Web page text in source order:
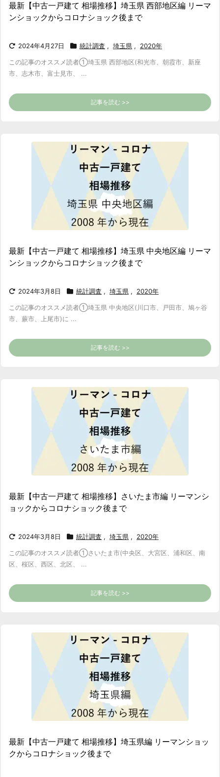
最新【中古一戸建て 相場推移】埼玉県 西部地区編 リーマ
ンショックからコロナショック後まで
2024年4月27日 統計調査 , 埼玉県 , 2020年
この記事のオススメ読者①埼玉県 西部地区(和光市、朝霞市、新座
市、志木市、富士見市、 ...
記事を読む >>
最新【中古一戸建て 相場推移】埼玉県 中央地区編 リーマ
ンショックからコロナショック後まで
2024年3月8日 統計調査 , 埼玉県 , 2020年
この記事のオススメ読者①埼玉県 中央地区(川口市、戸田市、鳩ヶ谷
市、蕨市、上尾市)に ...
記事を読む >>
最新【中古一戸建て 相場推移】さいたま市編 リーマンシ
ョックからコロナショック後まで
2024年3月8日 統計調査 , 埼玉県 , 2020年
この記事のオススメ読者①さいたま市(中央区、大宮区、浦和区、南
区、桜区、西区、北区、 ...
記事を読む >>
最新【中古一戸建て 相場推移】埼玉県編 リーマンショッ
クからコロナショック後まで